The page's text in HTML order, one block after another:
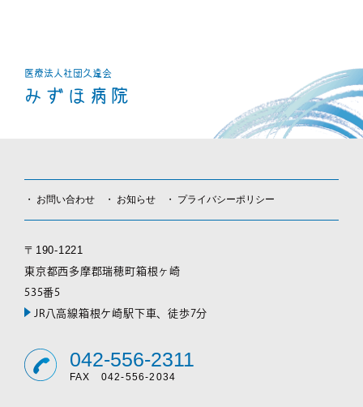
医療法人社団久遠会
みずほ病院
お問い合わせ お知らせ プライバシーポリシー
〒190-1221
東京都西多摩郡瑞穂町箱根ヶ崎
535番5
JR八高線箱根ケ崎駅下車、徒歩7分
042-556-2311
FAX 042-556-2034